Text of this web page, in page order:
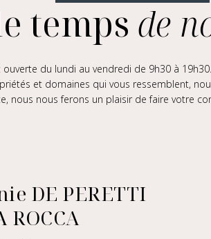
temps de
du lundi au vendredi de 9h30 à
et domaines qui vous ressemblent,
nous nous ferons un plaisir de faire votre
DE PERETTI
ROCCA